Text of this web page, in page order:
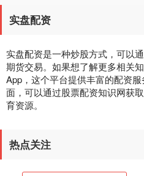
实盘配资
实盘配资是一种炒股方式，可以
期货交易。如果想了解更多相关
App，这个平台提供丰富的配资
面，可以通过股票配资知识网获
育资源。
热点关注